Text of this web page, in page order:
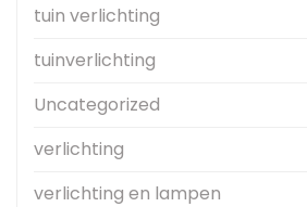
tuin verlichting
tuinverlichting
Uncategorized
verlichting
verlichting en lampen